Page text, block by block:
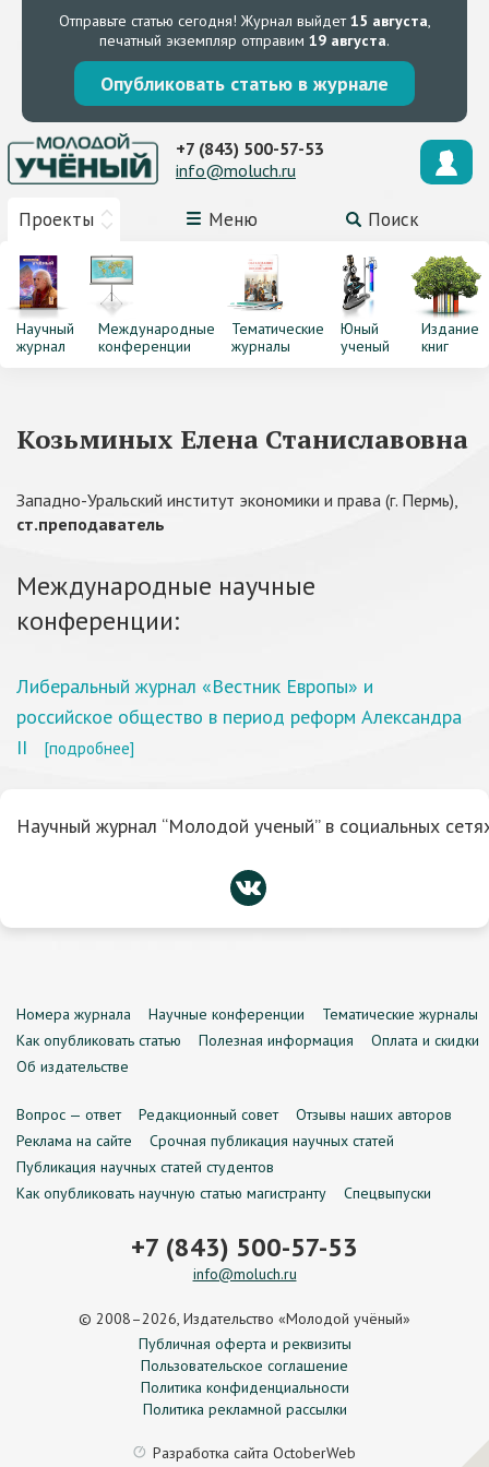
Отправьте статью сегодня! Журнал выйдет15 августа,
печатный экземпляр отправим 19 августа.
Опубликовать статью в журнале
Проекты Меню Поиск
+7 (843) 500-57-53
info@moluch.ru
Научный
журнал
Международные
конференции
Тематические
журналы
Юный
ученый
Издание
книг
Козьминых Елена Станиславовна
Западно-Уральский институт экономики и права (г. Пермь),
ст.преподаватель
Международные научные
конференции:
Либеральный журнал «Вестник Европы» и
российское общество в период реформ Александра
II
[подробнее]
Научный журнал “Молодой ученый” в социальных
Номера журнала Научные конференции
Тематические журналы
Как опубликовать статью
Полезная информация
Оплата и скидки
Об издательстве
Вопрос — ответ Редакционный совет
Отзывы наших авторов
Реклама на сайте
Срочная публикация научных статей
Публикация научных статей студентов
Как опубликовать научную статью магистранту
Спецвыпуски
+7 (843) 500-57-53
info@moluch.ru
© 2008–2026, Издательство «Молодой учёный»
Публичная оферта и реквизиты
Пользовательское соглашение
Политика конфиденциальности
Политика рекламной рассылки
Разработка сайта OctoberWeb